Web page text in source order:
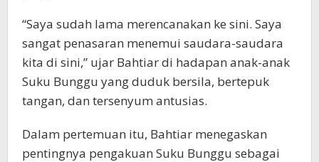
“Saya sudah lama merencanakan ke sini. Saya
sangat penasaran menemui saudara-saudara
kita di sini,” ujar Bahtiar di hadapan anak-anak
Suku Bunggu yang duduk bersila, bertepuk
tangan, dan tersenyum antusias.
Dalam pertemuan itu, Bahtiar menegaskan
pentingnya pengakuan Suku Bunggu sebagai